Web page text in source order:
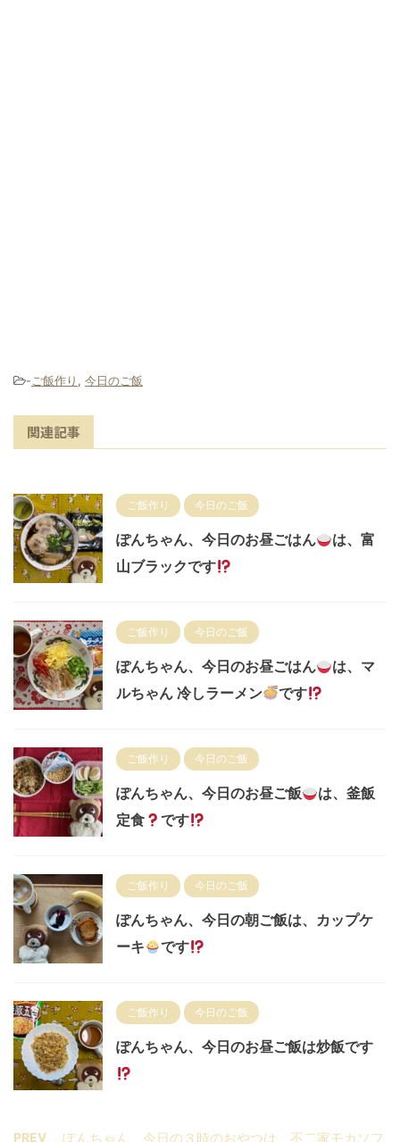
- ご飯作り , 今日のご飯
関連記事
ご飯作り 今日のご飯
ぽんちゃん、今日のお昼ごはん
は、富
山ブラックです
ご飯作り 今日のご飯
ぽんちゃん、今日のお昼ごはん
は、マ
ルちゃん 冷しラーメン
です
ご飯作り 今日のご飯
ぽんちゃん、今日のお昼ご飯
は、釜飯
定食
です
ご飯作り 今日のご飯
ぽんちゃん、今日の朝ご飯は、カップケ
ーキ
です
ご飯作り 今日のご飯
ぽんちゃん、今日のお昼ご飯は炒飯です
PREV ぽんちゃん、今日の３時のおやつは、不二家モカソフ